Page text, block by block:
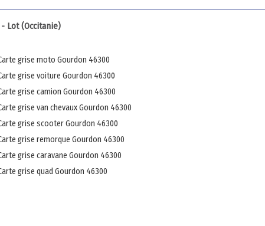
Lot (Occitanie)
grise moto Gourdon 46300
grise voiture Gourdon 46300
grise camion Gourdon 46300
grise van chevaux Gourdon 46300
grise scooter Gourdon 46300
grise remorque Gourdon 46300
grise caravane Gourdon 46300
grise quad Gourdon 46300